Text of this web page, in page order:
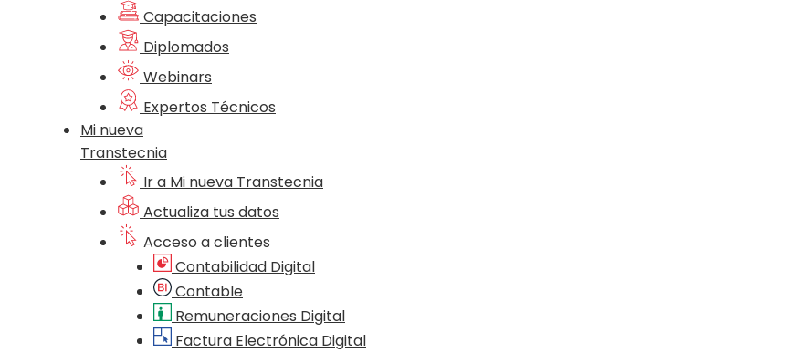
Capacitaciones
Diplomados
Webinars
Expertos Técnicos
Mi nueva
Transtecnia
Ir a Mi nueva Transtecnia
Actualiza tus datos
Acceso a clientes
Contabilidad Digital
Contable
Remuneraciones Digital
Factura Electrónica Digital